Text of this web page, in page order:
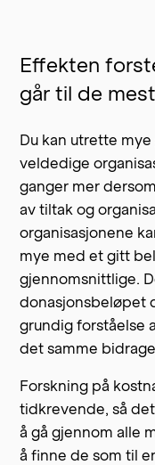
Effekten
går til de
Du kan utrette
veldedige
ganger mer
av tiltak og
organisasjonene
mye med et gitt
gjennomsnittlige.
donasjonsbeløpet
grundig forståelse
det samme
Forskning på
tidkrevende, så
å gå gjennom alle
å finne de som til